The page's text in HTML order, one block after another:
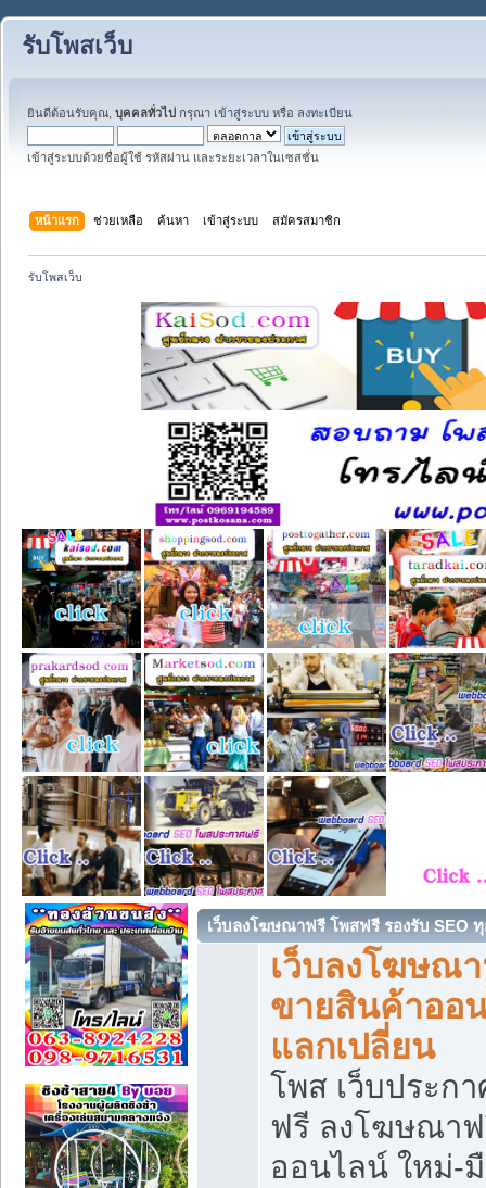
รับโพสเว็บ
ยินดีต้อนรับคุณ, บุคคลทั่วไป กรุณา เข้าสู่ระบบ หรือ ลงทะเบียน
เข้าสู่ระบบด้วยชื่อผู้ใช้ รหัสผ่าน และระยะเวลาในเซสชั่น
หน้าแรก ช่วยเหลือ ค้นหา เข้าสู่ระบบ สมัครสมาชิก
รับโพสเว็บ
เว็บลงโฆษณาฟรี โพสฟรี รองรับ SEO
เว็บลงโฆษณ
ขายสินค้าออ
แลกเปลี่ยน
โพส เว็บประก
ฟรี ลงโฆษณา
ออนไลน์ ใหม่-